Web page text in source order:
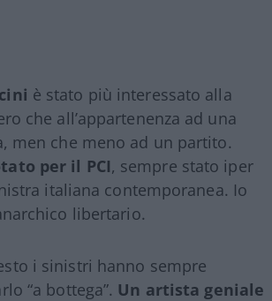
è stato più interessato alla
che all’appartenenza ad una
men che meno ad un partito.
per il PCI, sempre stato iper
italiana contemporanea. Io
libertario.
i sinistri hanno sempre
“a bottega”. Un artista geniale